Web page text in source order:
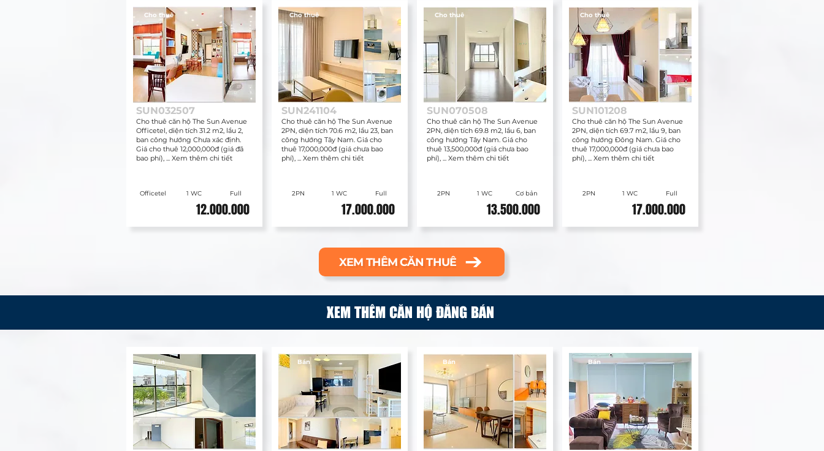
Cho thuê
Cho thuê căn hộ The Sun Avenue
Officetel, diện tích 31.2 m2, lầu 2,
ban công hướng Chưa xác định.
Giá cho thuê 12,000,000đ (giá đã
bao phí), ... Xem thêm chi tiết
SUN032507
Officetel 1 WC Full
12.000.000
Cho thuê
Cho thuê căn hộ The Sun Avenue
2PN, diện tích 70.6 m2, lầu 23, ban
công hướng Tây Nam. Giá cho
thuê 17,000,000đ (giá chưa bao
phí), ... Xem thêm chi tiết
SUN241104
2PN 1 WC Full
17.000.000
Cho thuê
Cho thuê căn hộ The Sun Avenue
2PN, diện tích 69.8 m2, lầu 6, ban
công hướng Tây Nam. Giá cho
thuê 13,500,000đ (giá chưa bao
phí), ... Xem thêm chi tiết
SUN070508
2PN 1 WC Cơ bản
13.500.000
Cho thuê
Cho thuê căn hộ The Sun Avenue
2PN, diện tích 69.7 m2, lầu 9, ban
công hướng Đông Nam. Giá cho
thuê 17,000,000đ (giá chưa bao
phí), ... Xem thêm chi tiết
SUN101208
2PN 1 WC Full
17.000.000
XEM THÊM CĂN THUÊ
XEM THÊM CĂN HỘ ĐĂNG BÁN
Bán Bán Bán Bán